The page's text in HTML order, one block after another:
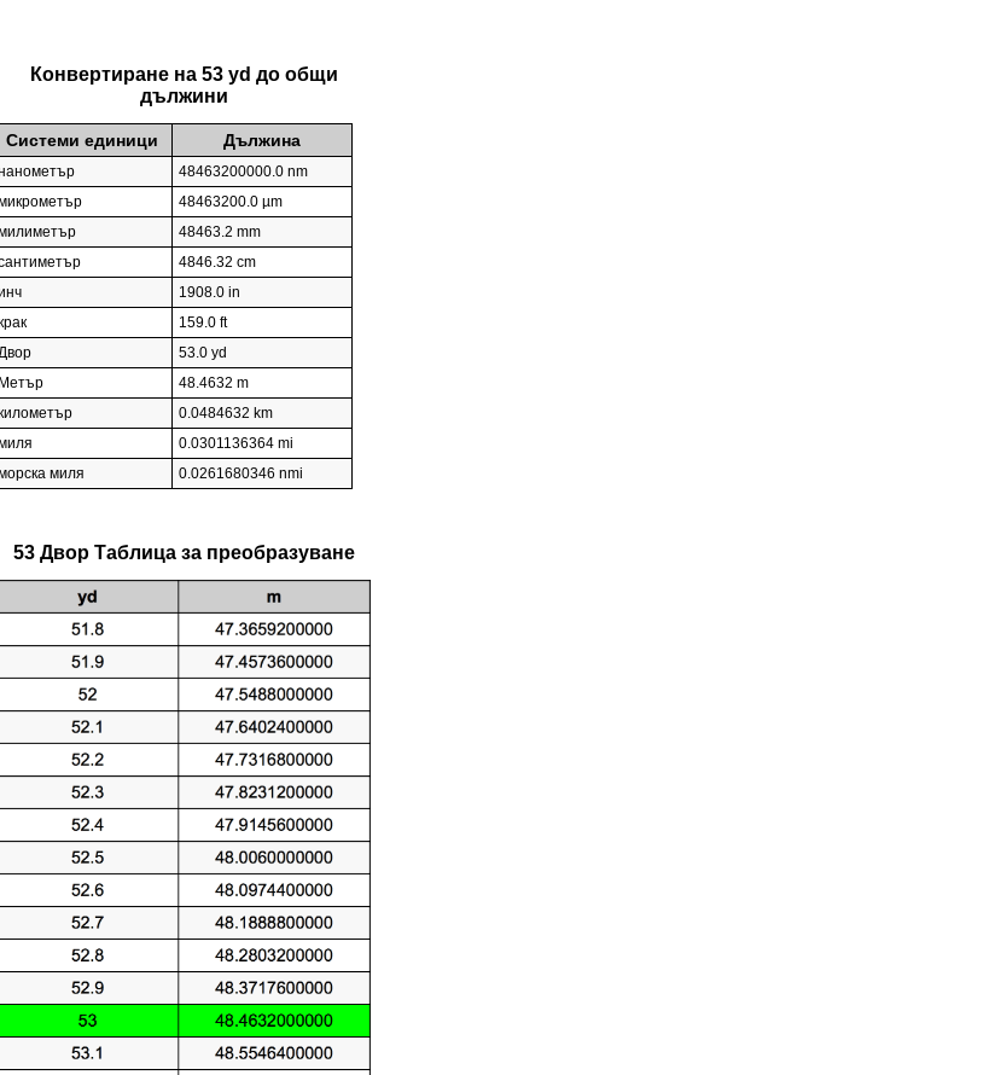
Конвертиране на 53 yd до общи
дължини
Системи единици Дължина
48463200000.0 nm
48463200.0 µm
48463.2 mm
4846.32 cm
1908.0 in
159.0 ft
53.0 yd
Метър
48.4632 m
0.0484632 km
0.0301136364 mi
миля
0.0261680346 nmi
53 Двор Таблица за преобразуване